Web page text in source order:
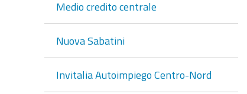
Medio credito centrale
Nuova Sabatini
Invitalia Autoimpiego Centro-Nord